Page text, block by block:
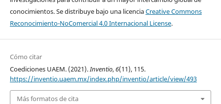
conocimientos. Se distribuye bajo una licenciaCreative Commons
Reconocimiento-NoComercial 4.0 Internacional License.
Cómo citar
Coediciones UAEM. (2021).Inventio,6(11), 115.
https://inventio.uaem.mx/index.php/inventio/article/view/493
Más formatos de cita